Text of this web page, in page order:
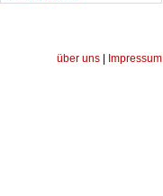
über uns Impressum